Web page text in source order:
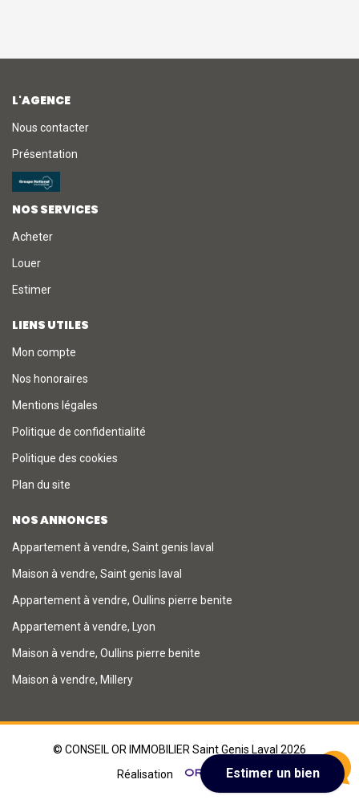
L'AGENCE
Nous contacter
Présentation
NOS SERVICES
Acheter
Louer
Estimer
LIENS UTILES
Mon compte
Nos honoraires
Mentions légales
Politique de confidentialité
Politique des cookies
Plan du site
NOS ANNONCES
Appartement à vendre, Saint genis laval
Maison à vendre, Saint genis laval
Appartement à vendre, Oullins pierre benite
Appartement à vendre, Lyon
Maison à vendre, Oullins pierre benite
Maison à vendre, Millery
© CONSEIL OR IMMOBILIER Saint Genis Laval 2026
Réalisation